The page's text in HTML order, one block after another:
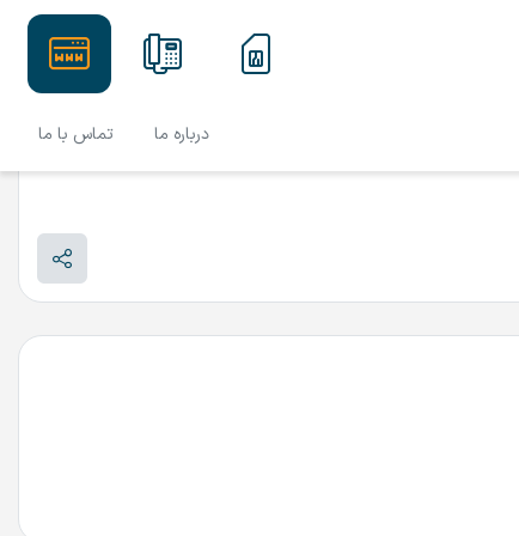
درباره ما تماس با ما